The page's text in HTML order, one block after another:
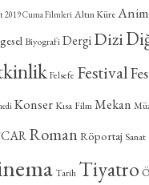
2019 Cuma Filmleri Altın Küre
Biyografi Dergi Dizi
Felsefe Festival
Konser Kısa FilmMekan
RomanRöportaj Sanat
Tarih Tiyatro